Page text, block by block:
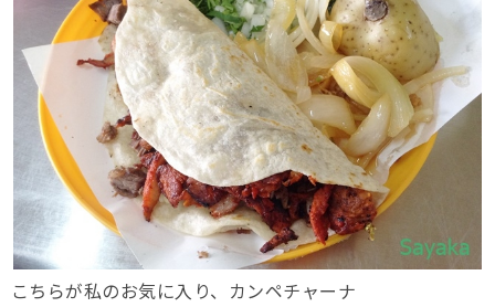
こちらが私のお気に入り、カンペチャーナ